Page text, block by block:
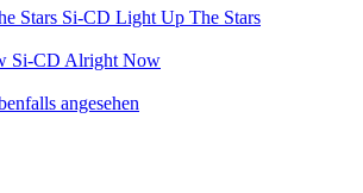
Si-CD Light Up The Stars
Si-CD Alright Now
angesehen